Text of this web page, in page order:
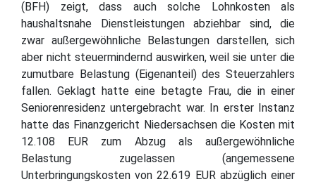
(BFH) zeigt, dass auch solche Lohnkosten als
haushaltsnahe Dienstleistungen abziehbar sind, die
zwar außergewöhnliche Belastungen darstellen, sich
aber nicht steuermindernd auswirken, weil sie unter die
zumutbare Belastung (Eigenanteil) des Steuerzahlers
fallen. Geklagt hatte eine betagte Frau, die in einer
Seniorenresidenz untergebracht war. In erster Instanz
hatte das Finanzgericht Niedersachsen die Kosten mit
12.108 EUR zum Abzug als außergewöhnliche
Belastung zugelassen (angemessene
Unterbringungskosten von 22.619 EUR abzüglich einer